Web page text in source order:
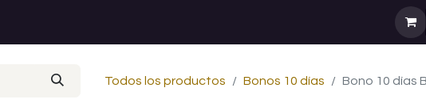
Todos los productos Bonos 10 días Bono 10 días